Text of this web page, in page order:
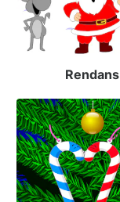
Rendans